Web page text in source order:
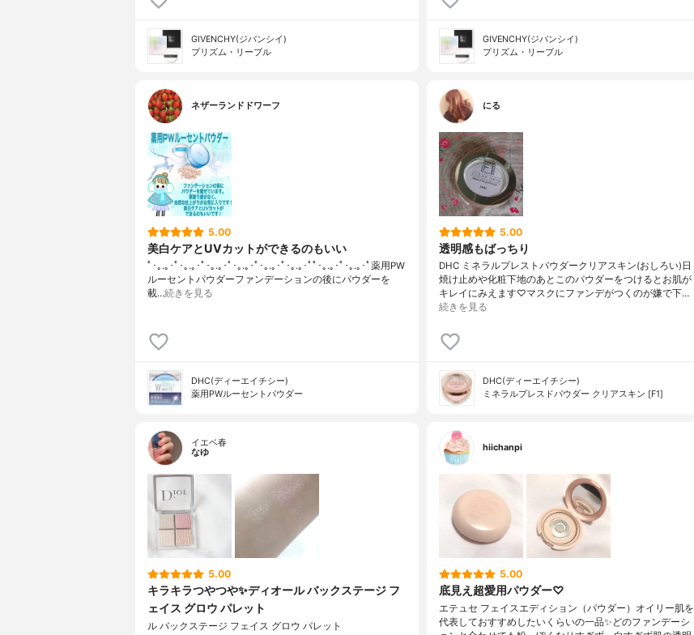
GIVENCHY(ジバンシイ)
プリズム・リーブル
GIVENCHY(ジバンシイ)
プリズム・リーブル
ネザーランドドワーフ
5.00
美白ケアとUVカットができるのもいい
ﾟ･｡.｡･ﾟ･｡.｡･ﾟ･｡.｡･ﾟ･｡.｡･ﾟ･｡.｡･ﾟ･｡.｡･ﾟﾟ･｡.｡･ﾟ･｡.｡･ﾟ薬用PW
ルーセントパウダーファンデーションの後にパウダーを
載…続きを見る
DHC(ディーエイチシー)
薬用PWルーセントパウダー
にる
5.00
透明感もばっちり
DHC ミネラルプレストパウダークリアスキン(おしろい)日
焼け止めや化粧下地のあとこのパウダーをつけるとお肌が
キレイにみえます♡マスクにファンデがつくのが嫌で下…
続きを見る
DHC(ディーエイチシー)
ミネラルプレスドパウダー クリアスキン [F1]
イエベ春
なゆ
5.00
キラキラつやつや✨ディオール バックステージ フ
ェイス グロウ パレット
ル バックステージ フェイス グロウ パレット
hiichanpi
5.00
底見え超愛用パウダー♡
エテュセ フェイスエディション（パウダー）オイリー肌を
代表しておすすめしたいくらいの一品✨どのファンデーシ